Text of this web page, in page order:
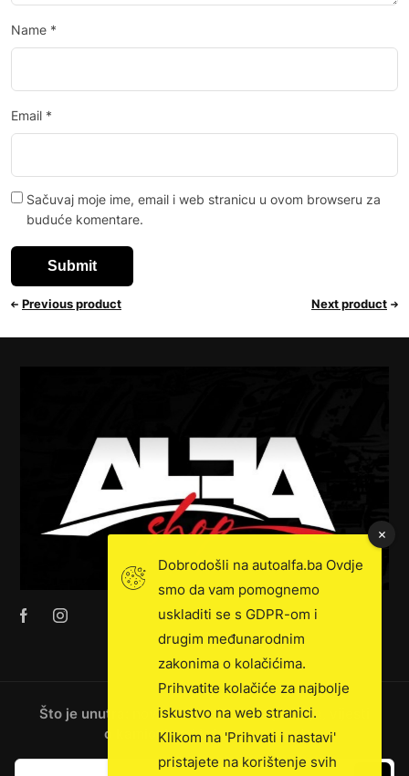
Name *
Email *
Sačuvaj moje ime, email i web stranicu u ovom browseru za
buduće komentare.
Previous product Next product
Što je unutra: novosti, ekskluzivna prodaja, vijesti
o kamionima i još mnogo toga!
Dobrodošli na autoalfa.ba Ovdje
smo da vam pomognemo
uskladiti se s GDPR-om i
drugim međunarodnim
zakonima o kolačićima.
Prihvatite kolačiće za najbolje
iskustvo na web stranici.
Klikom na 'Prihvati i nastavi'
pristajete na korištenje svih